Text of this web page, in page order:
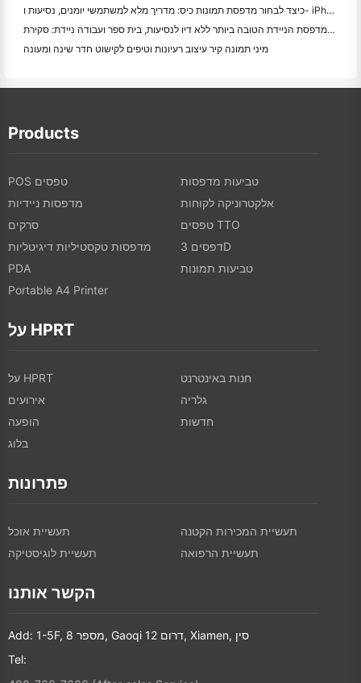
כיצד לבחור מדפסת תמונות כיס: מדריך מלא למשתמשי יומנים, נסיעות ו- iPhone
המדפסת הניידת הטובה ביותר ללא דיו לנסיעות, בית ספר ועבודה ניידת: סקירת Hanin MT620 Pro
מיני תמונה קיר עיצוב רעיונות וטיפים לקישוט חדר שינה ומעונה
Products
POS טפסים
טביעות מדפסות
מדפסות ניידיות
אלקטרוניקה לקוחות
סרקים
טפסים TTO
מדפסות טקסטיליות דיגיטליות
דפסים 3D
PDA
טביעות תמונות
Portable A4 Printer
על HPRT
על HPRT
חנות באינטרנט
אירועים
גלריה
הופעה
חדשות
בלוג
פתרונות
תעשיית אוכל
תעשיית המכירות הקטנה
תעשיית לוגיסטיקה
תעשיית הרפואה
הקשר אותנו
Add: 1-5F, מספר 8, Gaoqi דרום 12, Xiamen, סין
Tel: